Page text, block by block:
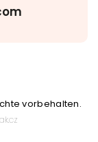
vorbehalten.